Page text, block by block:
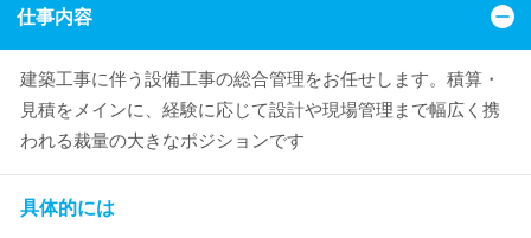
仕事内容
建築工事に伴う設備工事の総合管理をお任せします。積算・
見積をメインに、経験に応じて設計や現場管理まで幅広く携
われる裁量の大きなポジションです
具体的には